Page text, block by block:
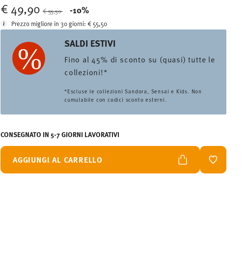
€ 49,90€ 55,50
-10%
Prezzo migliore in 30 giorni:€ 55,50
SALDI ESTIVI
Fino al 45% di sconto su (quasi) tutte le
collezioni!*
*Escluse le collezioni Sandora, Sensai e Kids. Non
cumulabile con codici sconto esterni.
CONSEGNATO IN 5-7 GIORNI LAVORATIVI
AGGIUNGI AL CARRELLO LISTA